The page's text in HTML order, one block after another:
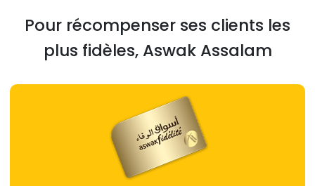
Pour récompenser ses clients les
plus fidèles, Aswak Assalam